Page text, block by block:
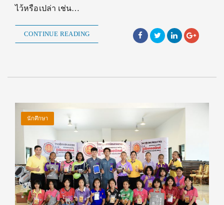
ไว้หรือเปล่า เช่น…
CONTINUE READING
นักศึกษา